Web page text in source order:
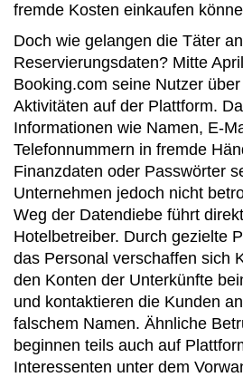
fremde Kosten einkaufen
Doch wie gelangen die Täter
Reservierungsdaten? Mitte
Booking.com seine Nutzer
Aktivitäten auf der Plattform.
Informationen wie Namen, E-
Telefonnummern in fremde
Finanzdaten oder Passwörter
Unternehmen jedoch nicht
Weg der Datendiebe führt
Hotelbetreiber. Durch gezielte
das Personal verschaffen sich
den Konten der Unterkünfte
und kontaktieren die Kunden
falschem Namen. Ähnliche
beginnen teils auch auf
Interessenten unter dem